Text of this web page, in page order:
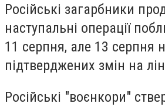
Російські загарбники
наступальні операції
11 серпня, але 13 серпня
підтверджених змін на
Російські "воєнкори"